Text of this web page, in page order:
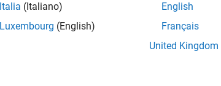
1
Italia (Italiano)
Luxembourg (English)
English
Français
United Kingdom